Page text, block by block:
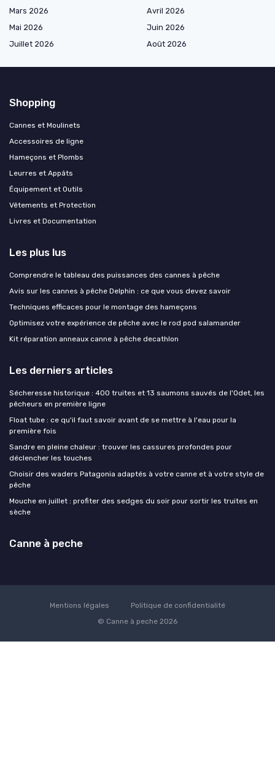
Mars 2026
Avril 2026
Mai 2026
Juin 2026
Juillet 2026
Août 2026
Shopping
Cannes et Moulinets
Accessoires de ligne
Hameçons et Plombs
Leurres et Appâts
Équipement et Outils
Vêtements et Protection
Livres et Documentation
Les plus lus
Comprendre le tableau des puissances des cannes à pêche
Avis sur les cannes à pêche Delphin : ce que vous devez savoir
Techniques efficaces pour le montage des hameçons
Optimisez votre expérience de pêche avec le rod pod salamander
Kit réparation anneaux canne à pêche decathlon
Les derniers articles
Sécheresse historique : 400 truites et 13 saumons sauvés de l'Odet, les
pêcheurs en première ligne
Float tube : ce qu'il faut savoir avant de se mettre à l'eau pour la
première fois
Sandre en pleine chaleur : trouver les cassures profondes pour
déclencher les touches
Choisir des waders Patagonia adaptés à votre canne et à votre style de
pêche
Mouche en juillet : profiter des sedges du soir pour sortir les truites en
sèche
Canne à peche
Mentions légales
Politique de confidentialité
© Canne à peche 2026